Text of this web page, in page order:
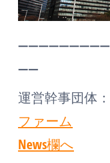
——
運営幹事団体：
ファーム
News欄へ